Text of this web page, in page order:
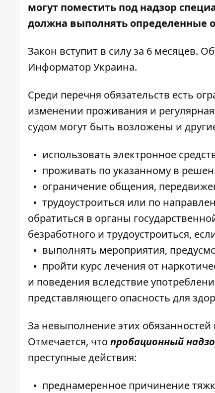
могут поместить под надзор
должна выполнять определенные
Закон вступит в силуза 6 месяцев.
Информатор Украина.
Среди перечня обязательств есть
изменении проживания и
судом могут быть возложены и
использовать электронное
проживать по указанному в
ограничение общения,
трудоустроиться или по
обратиться в органы
безработного и трудоустроиться,
выполнять мероприятия,
пройти курс лечения от
и поведения вследствие
представляющего опасность для
За невыполнение этих обязанностей
Отмечается, что пробационный
преступные действия:
преднамеренное причинение